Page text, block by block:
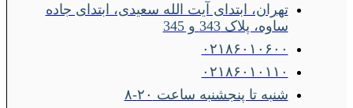
تهران، ابتدای آیت الله سعیدی، ابتدای جاده
ساوه، پلاک 343 و 345
۰۲۱۸۶۰۱۰۶۰۰
۰۲۱۸۶۰۱۰۱۱۰
شنبه تا پنجشنبه ساعت ۲۰-۸